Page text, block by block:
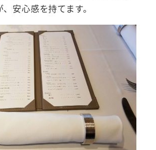
安心感を持てます。